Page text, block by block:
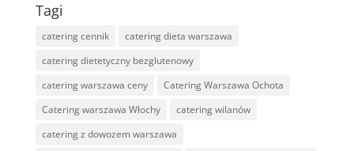
Tagi
catering cennik
catering dieta warszawa
catering dietetyczny bezglutenowy
catering warszawa ceny
Catering Warszawa Ochota
Catering warszawa Włochy
catering wilanów
catering z dowozem warszawa